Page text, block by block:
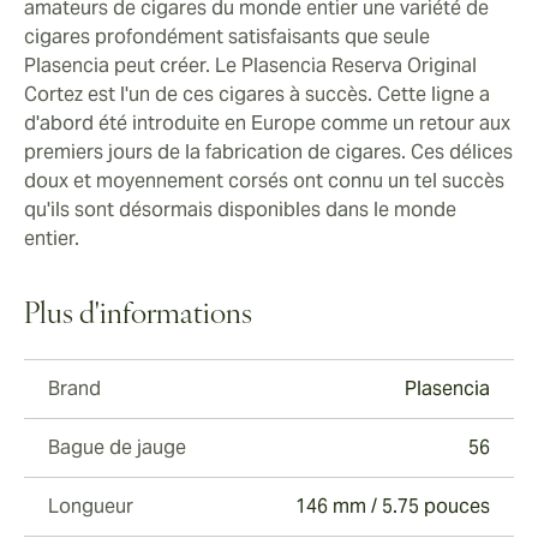
amateurs de cigares du monde entier une variété de
cigares profondément satisfaisants que seule
Plasencia peut créer. Le Plasencia Reserva Original
Cortez est l'un de ces cigares à succès. Cette ligne a
d'abord été introduite en Europe comme un retour aux
premiers jours de la fabrication de cigares. Ces délices
doux et moyennement corsés ont connu un tel succès
qu'ils sont désormais disponibles dans le monde
entier.
Plus d'informations
Brand Plasencia
Bague de jauge 56
Longueur 146 mm / 5.75 pouces